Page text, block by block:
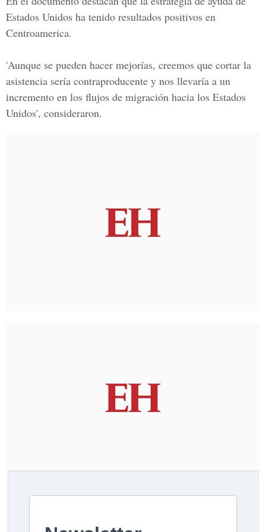
Estados Unidos ha tenido resultados positivos en
Centroamerica.
'Aunque se pueden hacer mejorías, creemos que cortar la
asistencia sería contraproducente y nos llevaría a un
incremento en los flujos de migración hacia los Estados
Unidos', consideraron.